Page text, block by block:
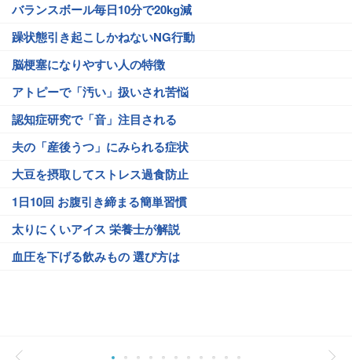
バランスボール毎日10分で20kg減
躁状態引き起こしかねないNG行動
脳梗塞になりやすい人の特徴
アトピーで「汚い」扱いされ苦悩
認知症研究で「音」注目される
夫の「産後うつ」にみられる症状
大豆を摂取してストレス過食防止
1日10回 お腹引き締まる簡単習慣
太りにくいアイス 栄養士が解説
血圧を下げる飲みもの 選び方は